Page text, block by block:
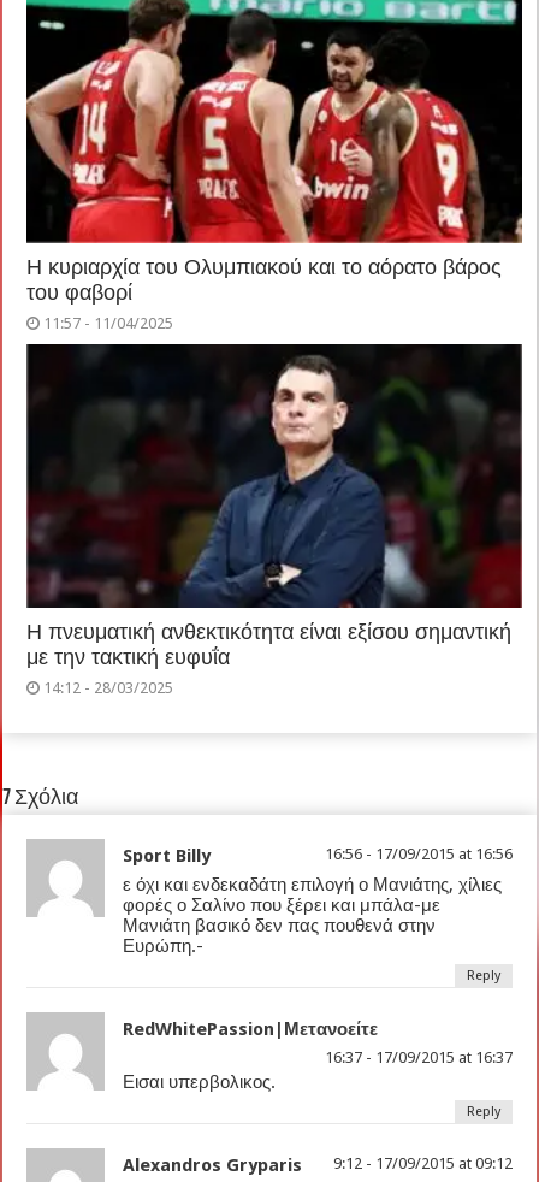
Η κυριαρχία του Ολυμπιακού και το αόρατο βάρος
του φαβορί
11:57 - 11/04/2025
Η πνευματική ανθεκτικότητα είναι εξίσου σημαντική
με την τακτική ευφυΐα
14:12 - 28/03/2025
7 Σχόλια
Sport Billy 16:56 - 17/09/2015 at 16:56
ε όχι και ενδεκαδάτη επιλογή ο Μανιάτης, χίλιες
φορές ο Σαλίνο που ξέρει και μπάλα-με
Μανιάτη βασικό δεν πας πουθενά στην
Ευρώπη.-
Reply
RedWhitePassion|Μετανοείτε
16:37 - 17/09/2015 at 16:37
Εισαι υπερβολικος.
Reply
Alexandros Gryparis 9:12 - 17/09/2015 at 09:12